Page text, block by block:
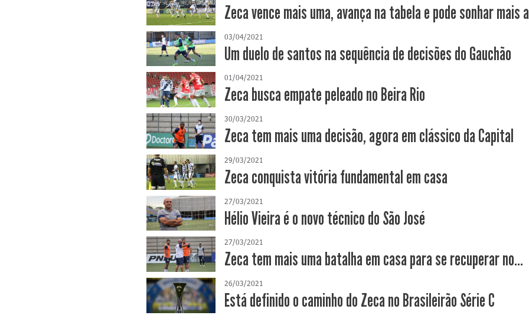
Zeca vence mais uma, avança na tabela e pode sonhar mais
03/04/2021
Um duelo de santos na sequência de decisões do Gauchão
01/04/2021
Zeca busca empate peleado no Beira Rio
30/03/2021
Zeca tem mais uma decisão, agora em clássico da Capital
29/03/2021
Zeca conquista vitória fundamental em casa
27/03/2021
Hélio Vieira é o novo técnico do São José
27/03/2021
Zeca tem mais uma batalha em casa para se recuperar no...
26/03/2021
Está definido o caminho do Zeca no Brasileirão Série C